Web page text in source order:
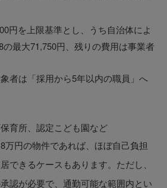
円を上限基準とし、うち自治体によ
最大71,750円、残りの費用は事業者
者は「採用から5年以内の職員」へ
育所、認定こども園など
万円の物件であれば、ほぼ自己負担
できるケースもあります。ただし、
認が必要で、通勤可能な範囲内とい